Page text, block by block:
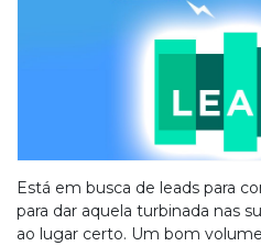
Está em busca de leads para
para dar aquela turbinada nas
ao lugar certo. Um bom